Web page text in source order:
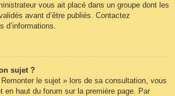
vous ait placé dans un groupe dont les
avant d’être publiés. Contactez
d’informations.
sujet ?
le sujet » lors de sa consultation, vous
en haut du forum sur la première page. Par